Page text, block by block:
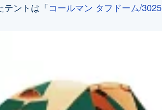
テントは「コールマン タフドーム/3025